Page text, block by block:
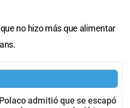
no hizo más que alimentar
admitió que se escapó